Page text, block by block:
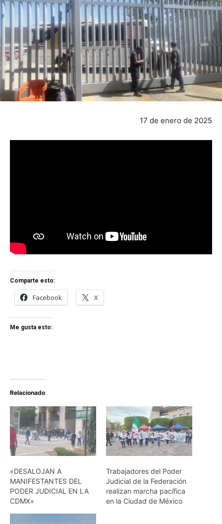
17 de enero de 2025
Comparte esto:
Facebook X
Me gusta esto:
Relacionado
«DESALOJAN A
MANIFESTANTES DEL
PODER JUDICIAL EN LA
CDMX»
Trabajadores del Poder
Judicial de la Federación
realizan marcha pacífica
en la Ciudad de México